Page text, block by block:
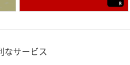
なサービス